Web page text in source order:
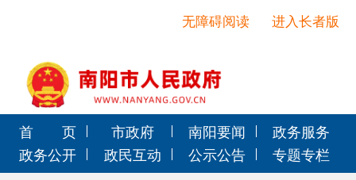
进入长者版
无障碍阅读
首 页 市政府 南阳要闻
政务服务
政务公开
政民互动 公示公告
专题专栏